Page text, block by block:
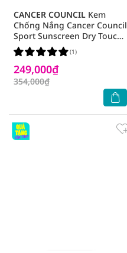
CANCER COUNCIL Kem
Chống Nắng Cancer Council
Sport Sunscreen Dry Touch
& Sweat Resistant Lotion
SPF50+ 110ml
249,000₫
354,000₫
(1)